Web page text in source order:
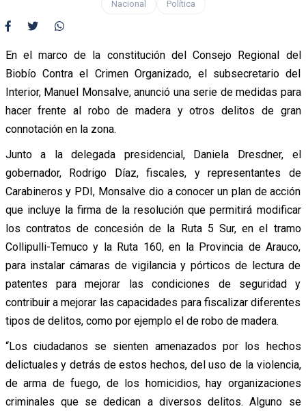
Nacional Política
En el marco de la constitución del Consejo Regional del
Biobío Contra el Crimen Organizado, el subsecretario del
Interior, Manuel Monsalve, anunció una serie de medidas para
hacer frente al robo de madera y otros delitos de gran
connotación en la zona.
Junto a la delegada presidencial, Daniela Dresdner, el
gobernador, Rodrigo Díaz, fiscales, y representantes de
Carabineros y PDI, Monsalve dio a conocer un plan de acción
que incluye la firma de la resolución que permitirá modificar
los contratos de concesión de la Ruta 5 Sur, en el tramo
Collipulli-Temuco y la Ruta 160, en la Provincia de Arauco,
para instalar cámaras de vigilancia y pórticos de lectura de
patentes para mejorar las condiciones de seguridad y
contribuir a mejorar las capacidades para fiscalizar diferentes
tipos de delitos, como por ejemplo el de robo de madera.
“Los ciudadanos se sienten amenazados por los hechos
delictuales y detrás de estos hechos, del uso de la violencia,
de arma de fuego, de los homicidios, hay organizaciones
criminales que se dedican a diversos delitos. Alguno se